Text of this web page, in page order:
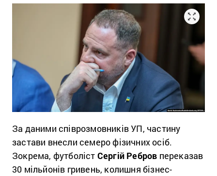
За даними співрозмовників УП, частину
застави внесли семеро фізичних осіб.
Зокрема, футболіст Сергій Ребров переказав
30 мільйонів гривень, колишня бізнес-